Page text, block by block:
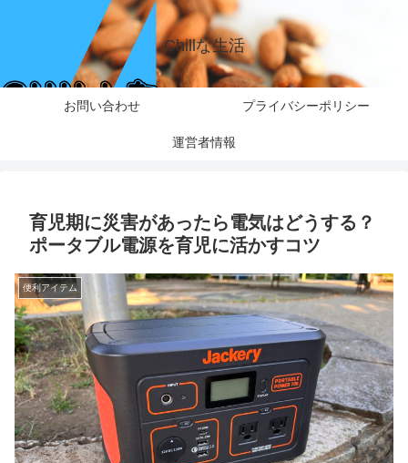
Chillな生活
お問い合わせ プライバシーポリシー
運営者情報
育児期に災害があったら電気はどうする？
ポータブル電源を育児に活かすコツ
便利アイテム